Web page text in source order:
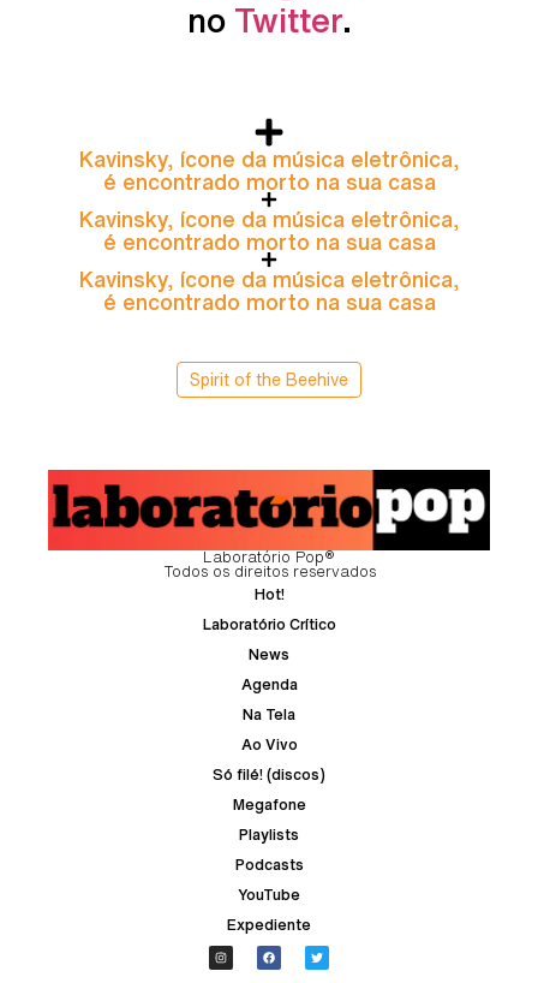
no Twitter.
Kavinsky, ícone da música eletrônica,
é encontrado morto na sua casa
Kavinsky, ícone da música eletrônica,
é encontrado morto na sua casa
Kavinsky, ícone da música eletrônica,
é encontrado morto na sua casa
Spirit of the Beehive
Laboratório Pop®
Todos os direitos reservados
Hot!
Laboratório Crítico
News
Agenda
Na Tela
Ao Vivo
Só filé! (discos)
Megafone
Playlists
Podcasts
YouTube
Expediente